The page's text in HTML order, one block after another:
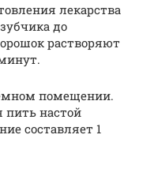
лекарства
до
растворяют
помещении.
настой
составляет 1